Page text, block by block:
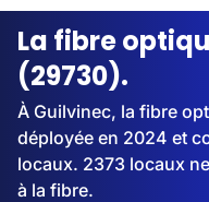
Streaming
La fibre
(29730).
À Guilvinec, la fibre
déployée en 2024 et
locaux. 2373 locaux
à la fibre.